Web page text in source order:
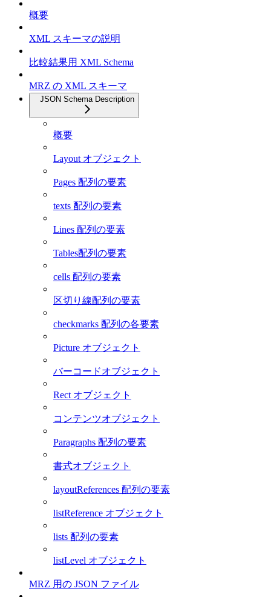
概要
XML スキーマの説明
比較結果用 XML Schema
MRZ の XML スキーマ
JSON Schema Description
概要
Layout オブジェクト
Pages 配列の要素
texts 配列の要素
Lines 配列の要素
Tables配列の要素
cells 配列の要素
区切り線配列の要素
checkmarks 配列の各要素
Picture オブジェクト
バーコードオブジェクト
Rect オブジェクト
コンテンツオブジェクト
Paragraphs 配列の要素
書式オブジェクト
layoutReferences 配列の要素
listReference オブジェクト
lists 配列の要素
listLevel オブジェクト
MRZ 用の JSON ファイル